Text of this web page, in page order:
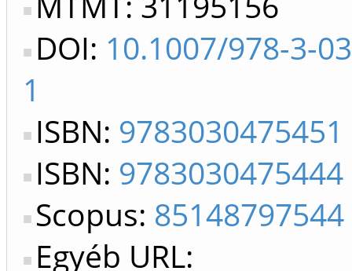
DOI: 10.1007/978-3-
1
ISBN: 9783030475451
ISBN: 9783030475444
Scopus: 85148797544
Egyéb URL: